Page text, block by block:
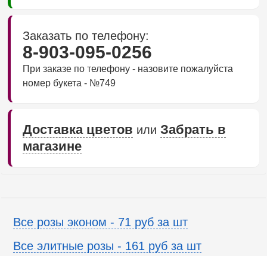
Заказать по телефону:
8-903-095-0256
При заказе по телефону - назовите пожалуйста
номер букета - №749
Доставка цветов или Забрать в
магазине
Все розы эконом - 71 руб за шт
Все элитные розы - 161 руб за шт